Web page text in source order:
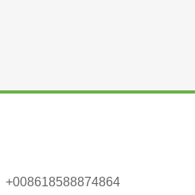
+008618588874864